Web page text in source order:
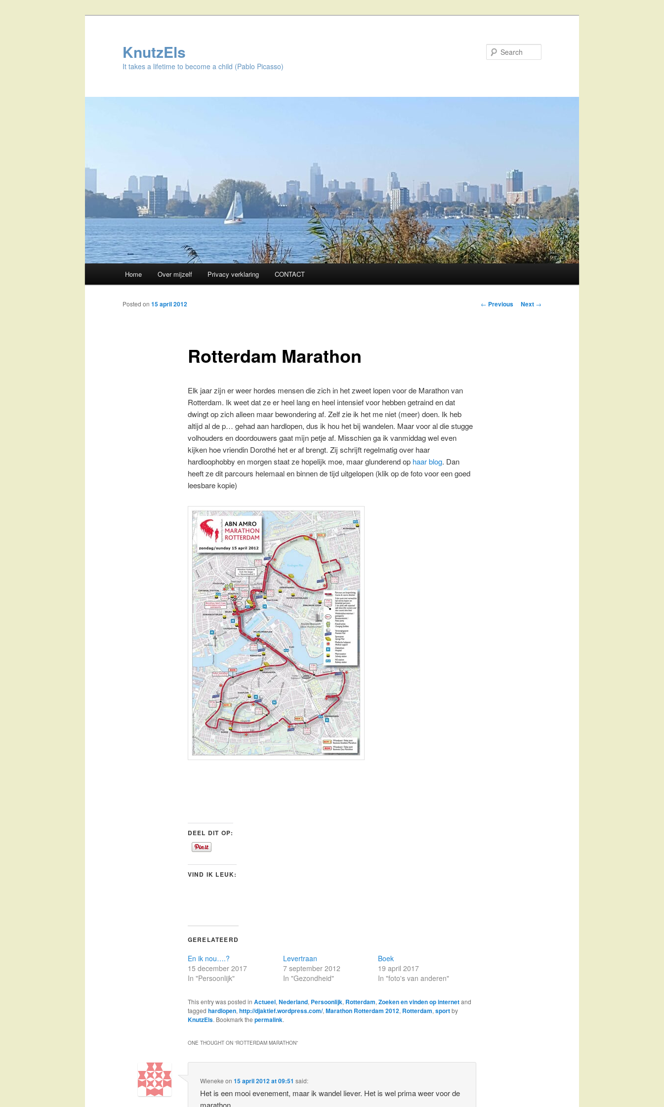
KnutzEls
It takes a lifetime to become a child (Pablo Picasso)
Skip
to
Home Over mijzelf Privacy verklaring CONTACT
Post
← Previous Next →
Rotterdam Marathon
Posted on 15 april 2012
Elk jaar zijn er weer hordes mensen die zich in het zweet lopen voor de Marathon van
Rotterdam. Ik weet dat ze er heel lang en heel intensief voor hebben getraind en dat
dwingt op zich alleen maar bewondering af. Zelf zie ik het me niet (meer) doen. Ik heb
altijd al de p… gehad aan hardlopen, dus ik hou het bij wandelen. Maar voor al die stugge
volhouders en doordouwers gaat mijn petje af. Misschien ga ik vanmiddag wel even
kijken hoe vriendin Dorothé het er af brengt. Zij schrijft regelmatig over haar
hardloophobby en morgen staat ze hopelijk moe, maar glunderend op haar blog. Dan
heeft ze dit parcours helemaal en binnen de tijd uitgelopen (klik op de foto voor een goed
leesbare kopie)
DEEL DIT OP:
VIND IK LEUK:
GERELATEERD
En ik nou….?
15 december 2017
In "Persoonlijk"
Levertraan
7 september 2012
In "Gezondheid"
Boek
19 april 2017
In "foto's van anderen"
This entry was posted in Actueel, Nederland, Persoonlijk, Rotterdam, Zoeken en vinden op internetand
tagged hardlopen, http://djaktief.wordpress.com/, Marathon Rotterdam 2012, Rotterdam, sportby
KnutzEls. Bookmark the permalink.
ONE THOUGHT ON “ROTTERDAM MARATHON”
Wieneke on15 april 2012 at 09:51 said:
Het is een mooi evenement, maar ik wandel liever. Het is wel prima weer voor de
marathon.